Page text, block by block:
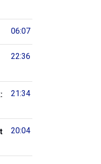
06:07
22:36
21:34
20:04